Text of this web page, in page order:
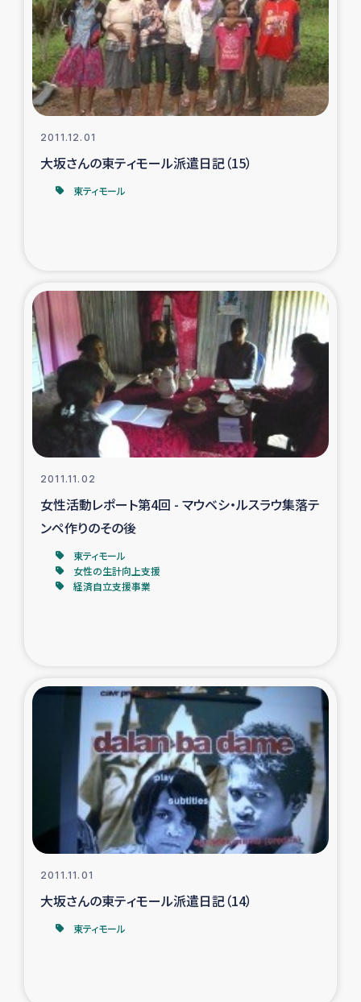
ガザ地区での公園の緑化を通じた支援事業
ガザ地区における被災住民への緊急支援
ガザ地区酪農を通した女性グループの生計支援
ふりかけ普及と食生活改善による栄養改善事業
民際教育
食べる
トルコ・シリア地震被災者支援
デニヤヤ小規模紅茶農家支援
アイナロ県マウベシ郡でのコーヒー畑改善事業
ベイルート大規模爆発被災者支援
2011.12.01
大坂さんの東ティモール派遣日記（15）
東ティモール
2011.11.02
女性活動レポート第4回 - マウベシ・ルスラウ集落テ
ンペ作りのその後
東ティモール
女性の生計向上支援
経済自立支援事業
2011.11.01
大坂さんの東ティモール派遣日記（14）
東ティモール